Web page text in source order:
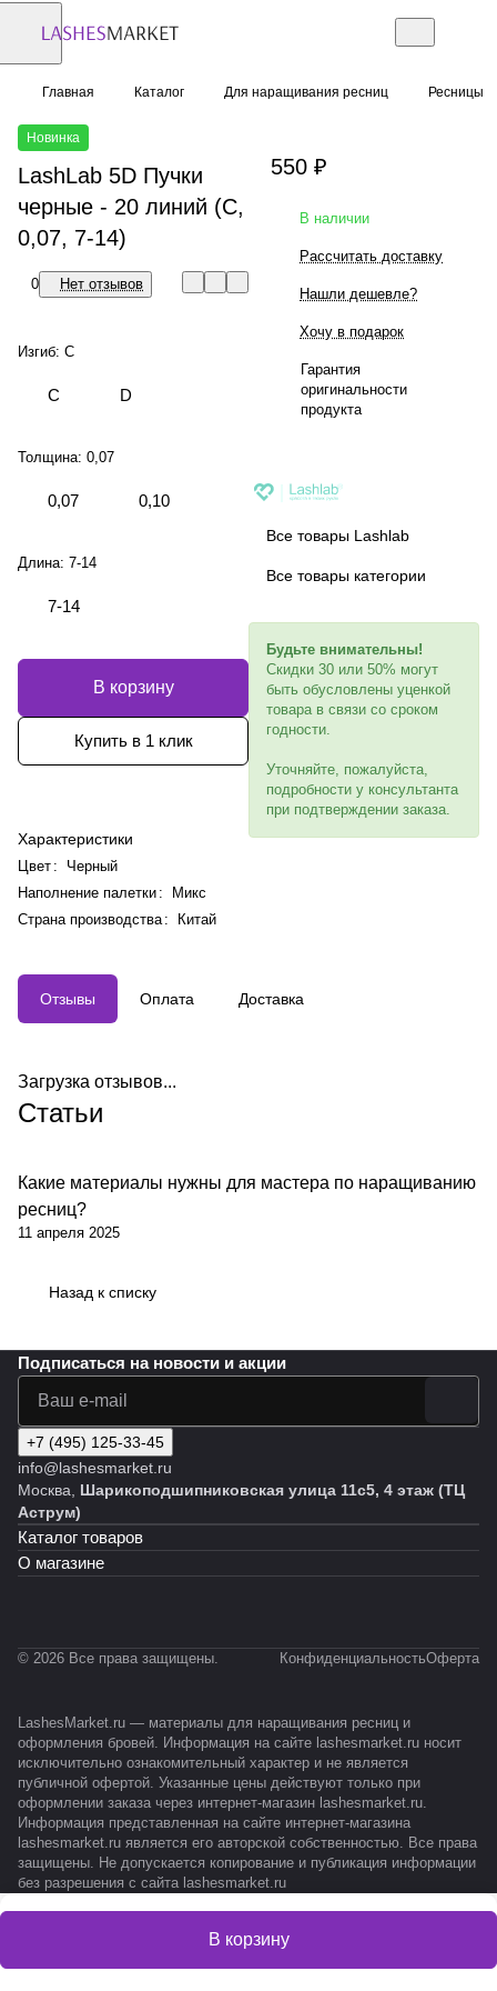
Главная Каталог Для наращивания ресниц Ресницы
Новинка
LashLab 5D Пучки
черные - 20 линий (C,
0,07, 7-14)
0 Нет отзывов
Изгиб: C
C D
Толщина: 0,07
0,07 0,10
Длина: 7-14
7-14
В корзину
Купить в 1 клик
Характеристики
Цвет :
Черный
Наполнение палетки :
Микс
Страна производства : Китай
550 ₽
В наличии
Рассчитать доставку
Нашли дешевле?
Хочу в подарок
Гарантия
оригинальности
продукта
Все товары Lashlab
Все товары категории
Будьте внимательны!
Скидки 30 или 50% могут
быть обусловлены уценкой
товара в связи со сроком
годности.
Уточняйте, пожалуйста,
подробности у консультанта
при подтверждении заказа.
Отзывы Оплата Доставка
Загрузка отзывов...
Статьи
Какие материалы нужны для мастера по наращиванию
ресниц?
11 апреля 2025
Назад к списку
В корзину
Подписаться на новости и акции
+7 (495) 125-33-45
info@lashesmarket.ru
Москва, Шарикоподшипниковская улица 11с5, 4 этаж (ТЦ
Аструм)
Каталог товаров
О магазине
© 2026 Все права защищены. КонфиденциальностьОферта
LashesMarket.ru — материалы для наращивания ресниц и
оформления бровей. Информация на сайте lashesmarket.ru носит
исключительно ознакомительный характер и не является
публичной офертой. Указанные цены действуют только при
оформлении заказа через интернет-магазин lashesmarket.ru.
Информация представленная на сайте интернет-магазина
lashesmarket.ru является его авторской собственностью. Все права
защищены. Не допускается копирование и публикация информации
без разрешения с сайта lashesmarket.ru